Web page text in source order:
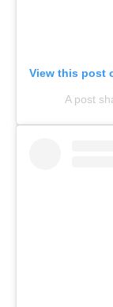
View this post
A post